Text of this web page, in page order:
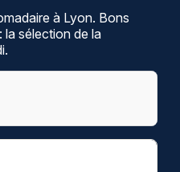
à Lyon. Bons
la sélection de la